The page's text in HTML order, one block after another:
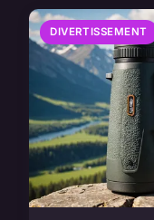
DIVERTISSEMENT